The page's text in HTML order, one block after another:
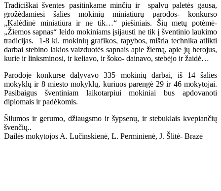
Tradiciškai šventes pasitinkame minčių ir spalvų paletės gausa,
grožėdamiesi šalies mokinių miniatiūrų parodos- konkurso
„Kalėdinė miniatiūra ir ne tik…“ piešiniais. Šių metų potėmė-
„Žiemos sapnas“ leido mokiniams įsijausti ne tik į šventinio laukimo
tradicijas. 1-8 kl. mokinių grafikos, tapybos, mišria technika atlikti
darbai stebino lakios vaizduotės sapnais apie žiemą, apie jų herojus,
kurie ir linksminosi, ir keliavo, ir šoko- dainavo, stebėjo ir žaidė…
Parodoje konkurse dalyvavo 335 mokinių darbai, iš 14 šalies
mokyklų ir 8 miesto mokyklų, kuriuos parengė 29 ir 46 mokytojai.
Pasibaigus šventiniam laikotarpiui mokiniai bus apdovanoti
diplomais ir padėkomis.
Šilumos ir gerumo, džiaugsmo ir šypsenų, ir stebuklais kvepiančių
švenčių..
Dailės mokytojos A. Lučinskienė, L. Perminienė, J. Šlitė- Brazė